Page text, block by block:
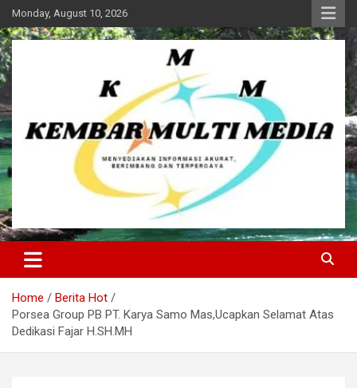
Skip
to
content
Monday, August 10, 2026
Kembar Multi Media
Home
Berita Hot
Porsea Group PB PT. Karya Samo Mas,Ucapkan Selamat Atas
Dedikasi Fajar H.SH.MH